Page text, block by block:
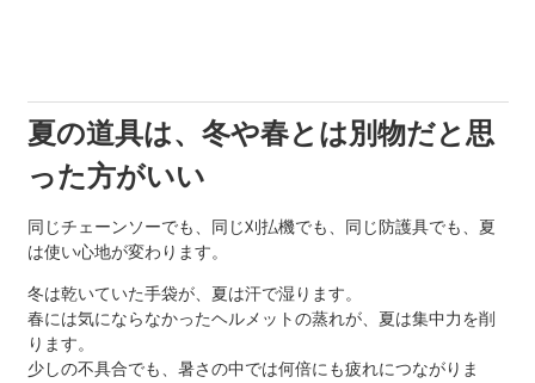
夏の道具は、冬や春とは別物だと思
った方がいい
同じチェーンソーでも、同じ刈払機でも、同じ防護具でも、夏
は使い心地が変わります。
冬は乾いていた手袋が、夏は汗で湿ります。
春には気にならなかったヘルメットの蒸れが、夏は集中力を削
ります。
少しの不具合でも、暑さの中では何倍にも疲れにつながりま